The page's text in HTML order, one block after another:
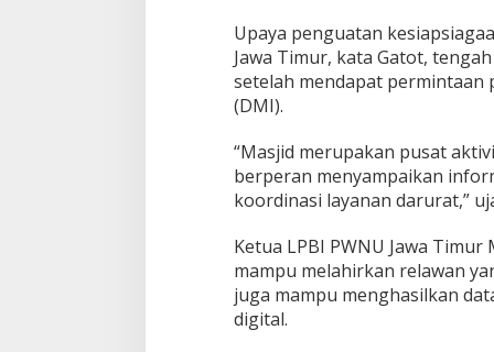
Upaya penguatan
Jawa Timur, kata Gatot,
setelah mendapat permintaan
(DMI).
“Masjid merupakan pusat
berperan menyampaikan
koordinasi layanan darurat,”
Ketua LPBI PWNU Jawa
mampu melahirkan relawan
juga mampu menghasilkan
digital.